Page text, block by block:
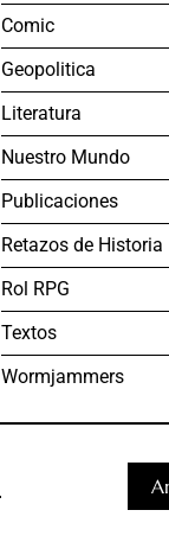
Comic
Geopolitica
Literatura
Nuestro Mundo
Publicaciones
Retazos de Historia
Rol RPG
Textos
Wormjammers